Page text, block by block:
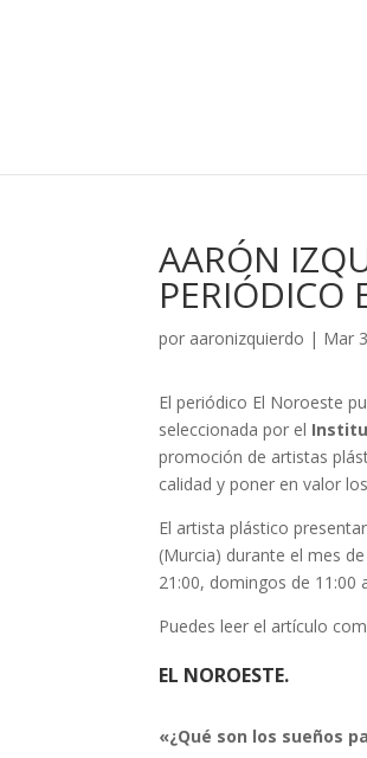
AARÓN
PERIÓDICO
por aaronizquierdo | Mar
El periódico El Noroeste
seleccionada por el
promoción de artistas
calidad y poner en valor
El artista plástico
(Murcia) durante el mes
21:00, domingos de 11:00
Puedes leer el artículo
EL NOROESTE.
«¿Qué son los sueños